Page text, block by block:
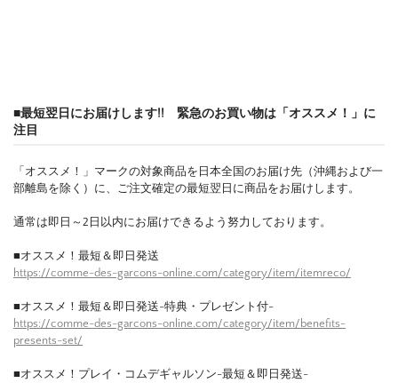
■最短翌日にお届けします!! 緊急のお買い物は「オススメ！」に
注目
「オススメ！」マークの対象商品を日本全国のお届け先（沖縄および一
部離島を除く）に、ご注文確定の最短翌日に商品をお届けします。
通常は即日～2日以内にお届けできるよう努力しております。
■オススメ！最短＆即日発送
https://comme-des-garcons-online.com/category/item/itemreco/
■オススメ！最短＆即日発送-特典・プレゼント付-
https://comme-des-garcons-online.com/category/item/benefits-
presents-set/
■オススメ！プレイ・コムデギャルソン-最短＆即日発送-